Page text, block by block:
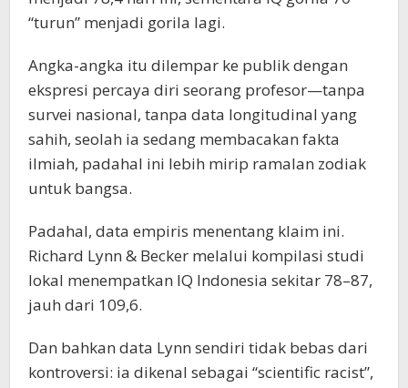
“turun” menjadi gorila lagi.
Angka-angka itu dilempar ke publik dengan
ekspresi percaya diri seorang profesor—tanpa
survei nasional, tanpa data longitudinal yang
sahih, seolah ia sedang membacakan fakta
ilmiah, padahal ini lebih mirip ramalan zodiak
untuk bangsa.
Padahal, data empiris menentang klaim ini.
Richard Lynn & Becker melalui kompilasi studi
lokal menempatkan IQ Indonesia sekitar 78–87,
jauh dari 109,6.
Dan bahkan data Lynn sendiri tidak bebas dari
kontroversi: ia dikenal sebagai “scientific racist”,